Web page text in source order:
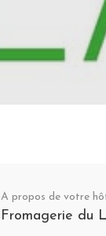
A propos de votre
Fromagerie du